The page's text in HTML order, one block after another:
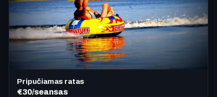
Pripučiamas ratas
€30/seansas